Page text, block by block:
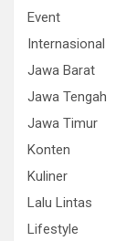
Event
Internasional
Jawa Barat
Jawa Tengah
Jawa Timur
Konten
Kuliner
Lalu Lintas
Lifestyle